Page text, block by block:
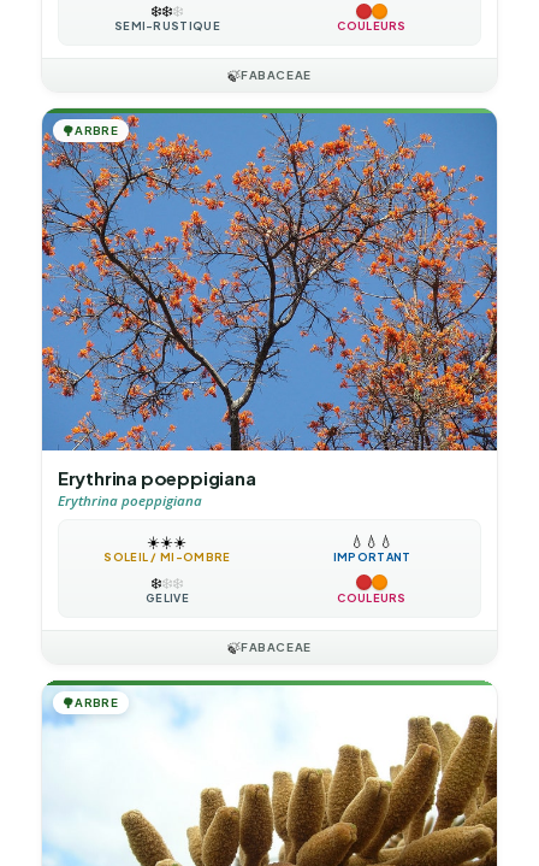
❄️❄️❄️
SEMI-RUSTIQUE COULEURS
🍃FABACEAE
🌳ARBRE
Erythrina poeppigiana
Erythrina poeppigiana
☀️☀️☀️
SOLEIL / MI-OMBRE
💧 💧 💧
IMPORTANT
❄️❄️❄️
GÉLIVE COULEURS
🍃FABACEAE
🌳ARBRE